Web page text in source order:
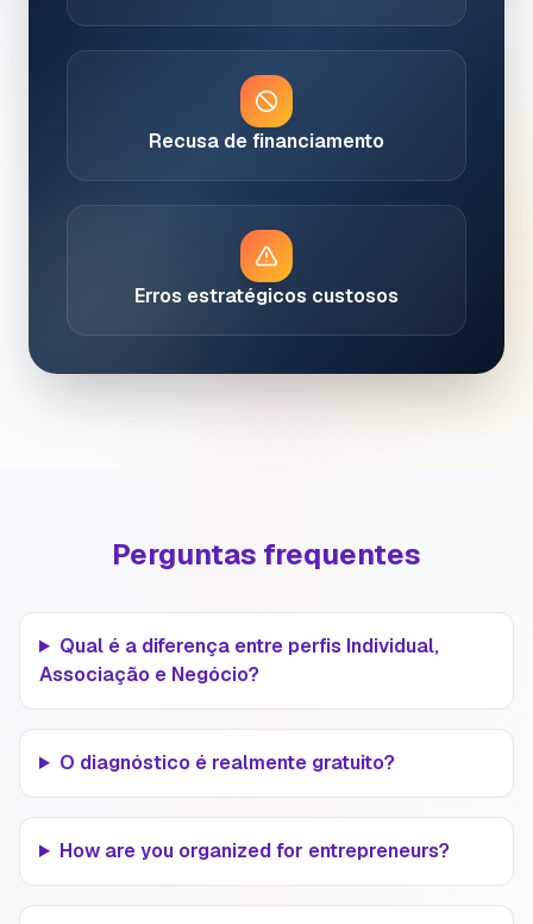
Recusa de financiamento
Erros estratégicos custosos
Perguntas frequentes
Qual é a diferença entre perfis Individual,
Associação e Negócio?
O diagnóstico é realmente gratuito?
How are you organized for entrepreneurs?